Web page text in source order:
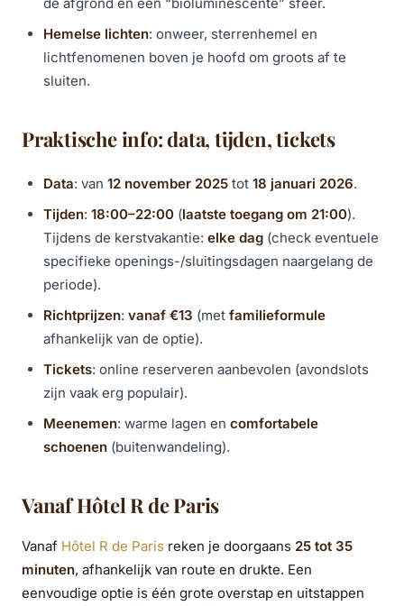
Hemelse lichten: onweer, sterrenhemel en
lichtfenomenen boven je hoofd om groots af te
sluiten.
Praktische info: data, tijden, tickets
Data: van 12 november 2025 tot 18 januari 2026.
Tijden: 18:00–22:00 (laatste toegang om 21:00).
Tijdens de kerstvakantie: elke dag (check eventuele
specifieke openings-/sluitingsdagen naargelang de
periode).
Richtprijzen: vanaf €13 (met familieformule
afhankelijk van de optie).
Tickets: online reserveren aanbevolen (avondslots
zijn vaak erg populair).
Meenemen: warme lagen en comfortabele
schoenen (buitenwandeling).
Vanaf Hôtel R de Paris
Vanaf Hôtel R de Paris reken je doorgaans 25 tot 35
minuten, afhankelijk van route en drukte. Een
eenvoudige optie is één grote overstap en uitstappen